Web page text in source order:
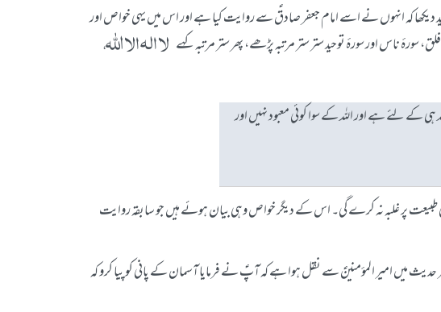
دیکھا کہ انہوں نے اسے امام جعفر صادقؑ سے روایت کیا ہے اور اس میں یہی خواص اور
ناس اور سورۂ توحید ستر ستر مرتبہ پڑھے، پھر ستر مرتبہ کہے لا الہ الا اللہ،
ہی کے لئے ہے اور اللہ کے سوا کوئی معبود نہیں اور
طبیعت پر غلبہ نہ کرے گی۔ اس کے دیگر خواص وہی بیان ہوئے ہیں جو سابقہ روایت
حدیث میں امیر المؤمنینؑ سے نقل ہوا ہے کہ آپؑ نے فرمایا آسمان کے پانی کو پیا کرو کہ